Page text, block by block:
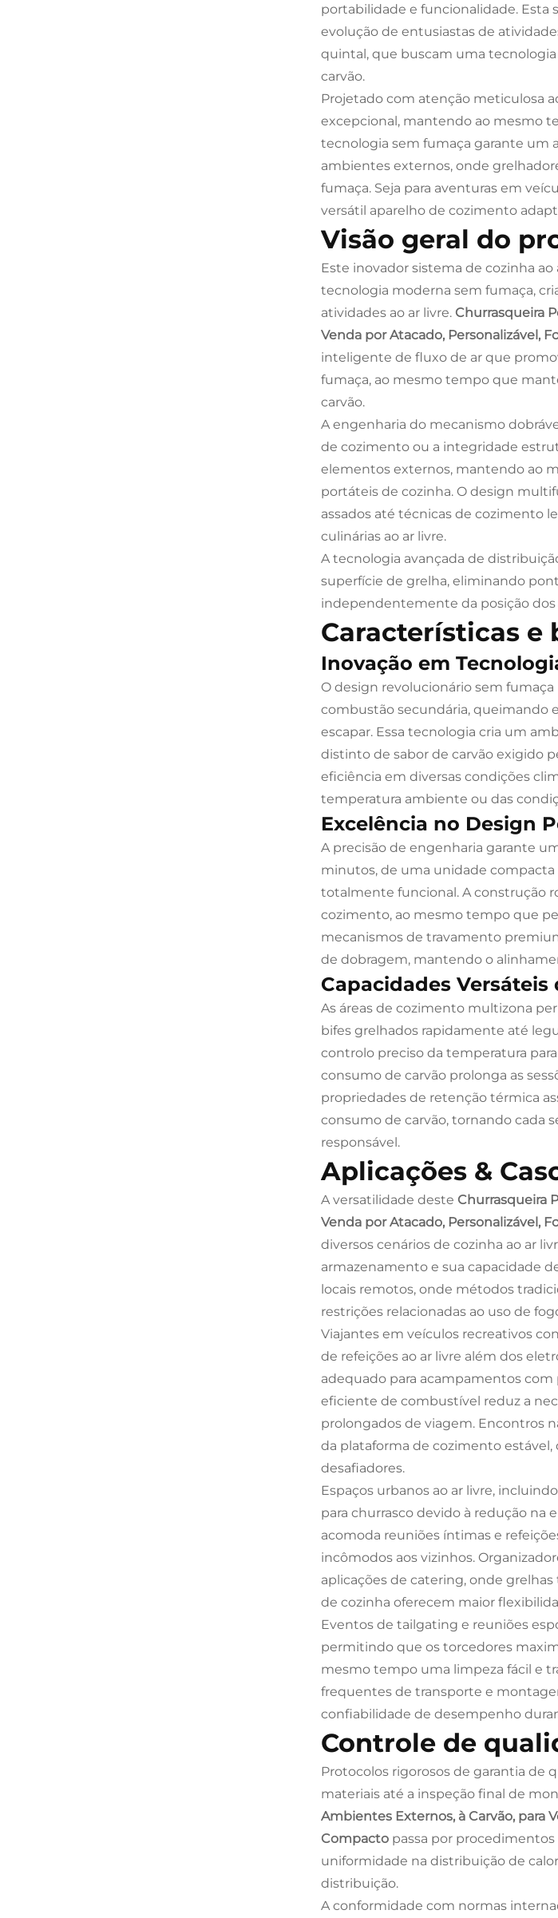
portabilidade e funcionalidade. Esta
evolução de entusiastas de
quintal, que buscam uma
carvão.
Projetado com atenção meticulosa
excepcional, mantendo ao mesmo
tecnologia sem fumaça garante um
ambientes externos, onde
fumaça. Seja para aventuras em
versátil aparelho de cozimento
Visão geral do
Este inovador sistema de cozinha
tecnologia moderna sem fumaça,
atividades ao ar livre. Churrasqueira
Venda por Atacado, Personalizável,
inteligente de fluxo de ar que
fumaça, ao mesmo tempo que
carvão.
A engenharia do mecanismo
de cozimento ou a integridade
elementos externos, mantendo ao
portáteis de cozinha. O design
assados até técnicas de cozimento
culinárias ao ar livre.
A tecnologia avançada de
superfície de grelha, eliminando
independentemente da posição
Características e
Inovação em
O design revolucionário sem
combustão secundária, queimando
escapar. Essa tecnologia cria um
distinto de sabor de carvão exigido
eficiência em diversas condições
temperatura ambiente ou das
Excelência no Design
A precisão de engenharia garante
minutos, de uma unidade
totalmente funcional. A construção
cozimento, ao mesmo tempo que
mecanismos de travamento
de dobragem, mantendo o
Capacidades Versáteis
As áreas de cozimento multizona
bifes grelhados rapidamente até
controlo preciso da temperatura
consumo de carvão prolonga as
propriedades de retenção térmica
consumo de carvão, tornando cada
responsável.
Aplicações &
A versatilidade deste Churrasqueira
Venda por Atacado, Personalizável,
diversos cenários de cozinha ao ar
armazenamento e sua capacidade
locais remotos, onde métodos
restrições relacionadas ao uso de
Viajantes em veículos recreativos
de refeições ao ar livre além dos
adequado para acampamentos
eficiente de combustível reduz a
prolongados de viagem. Encontros
da plataforma de cozimento
desafiadores.
Espaços urbanos ao ar livre,
para churrasco devido à redução
acomoda reuniões íntimas e
incômodos aos vizinhos.
aplicações de catering, onde
de cozinha oferecem maior
Eventos de tailgating e reuniões
permitindo que os torcedores
mesmo tempo uma limpeza fácil e
frequentes de transporte e
confiabilidade de desempenho
Controle de
Protocolos rigorosos de garantia de
materiais até a inspeção final de
Ambientes Externos, à Carvão, para
Compacto passa por
uniformidade na distribuição de
distribuição.
A conformidade com normas